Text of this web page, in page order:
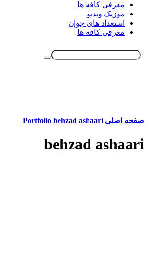
معرفی کافه ها
موزیک ویدیو
استعداد های جوان
معرفی کافه ها
صفحه اصلی Portfolio behzad ashaari
behzad ashaari